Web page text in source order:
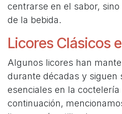
centrarse en el sabor,
de la bebida.
Licores Clásicos
Algunos licores han
durante décadas y siguen
esenciales en la
continuación,